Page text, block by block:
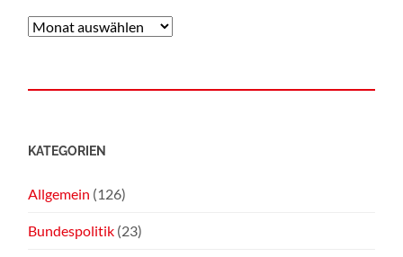
KATEGORIEN
Allgemein (126)
Bundespolitik (23)